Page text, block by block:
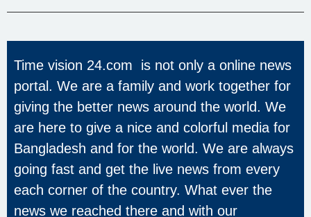
Time vision 24.com is not only a online news
portal. We are a family and work together for
giving the better news around the world. We
are here to give a nice and colorful media for
Bangladesh and for the world. We are always
going fast and get the live news from every
each corner of the country. What ever the
news we reached there and with our